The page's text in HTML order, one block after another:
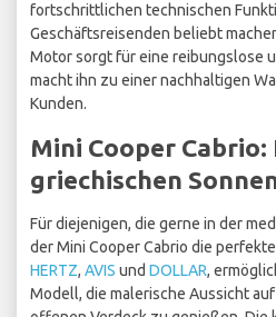
fortschrittlichen technischen
Geschäftsreisenden beliebt
Motor sorgt für eine reibungslose
macht ihn zu einer nachhaltigen
Kunden.
Mini Cooper Cabrio:
griechischen
Für diejenigen, die gerne in der
der Mini Cooper Cabrio die
HERTZ, AVIS und DOLLAR,
Modell, die malerische Aussicht